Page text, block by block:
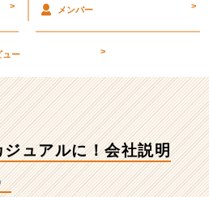
> メンバー >
ュー >
ュアルに！会社説明